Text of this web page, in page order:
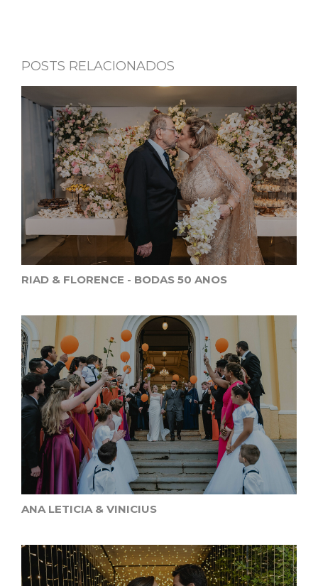
POSTS RELACIONADOS
RIAD & FLORENCE - BODAS 50 ANOS
ANA LETICIA & VINICIUS